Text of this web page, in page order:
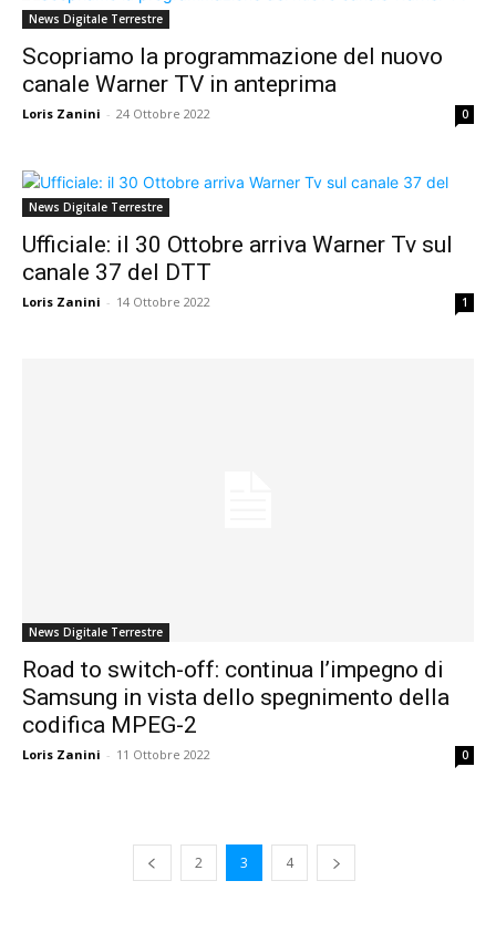
News Digitale Terrestre
Scopriamo la programmazione del nuovo
canale Warner TV in anteprima
Loris Zanini - 24 Ottobre 2022 0
News Digitale Terrestre
Ufficiale: il 30 Ottobre arriva Warner Tv sul
canale 37 del DTT
Loris Zanini - 14 Ottobre 2022 1
News Digitale Terrestre
Road to switch-off: continua l’impegno di
Samsung in vista dello spegnimento della
codifica MPEG-2
Loris Zanini - 11 Ottobre 2022 0
2 3 4